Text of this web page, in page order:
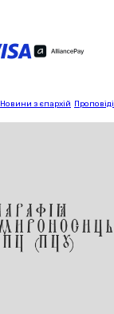
Новини з єпархій Проповіді